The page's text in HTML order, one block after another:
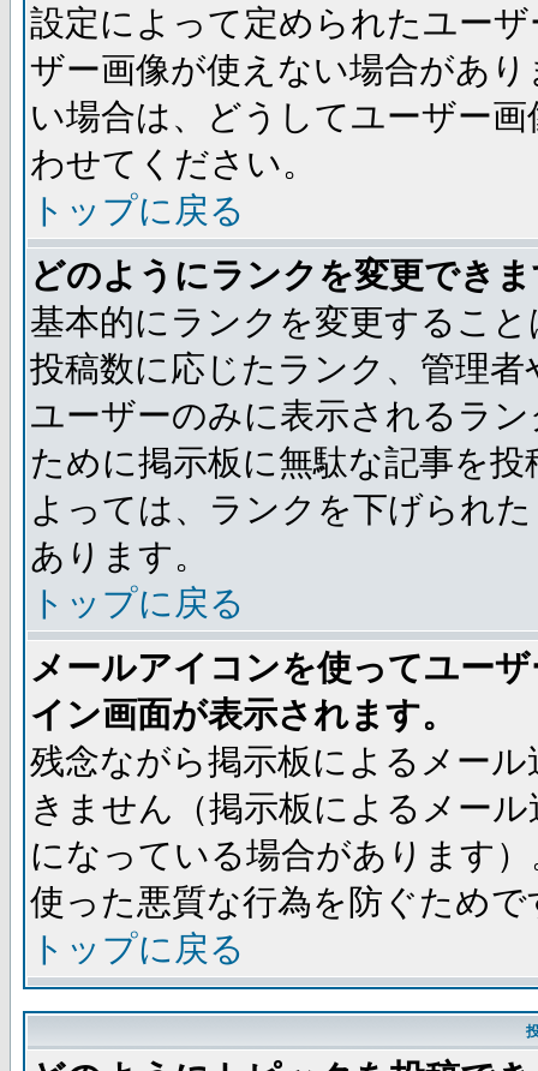
設定によって定められたユー
ザー画像が使えない場合があ
い場合は、どうしてユーザー
わせてください。
トップに戻る
どのようにランクを変更でき
基本的にランクを変更するこ
投稿数に応じたランク、管理
ユーザーのみに表示されるラ
ために掲示板に無駄な記事を
よっては、ランクを下げられ
あります。
トップに戻る
メールアイコンを使ってユー
イン画面が表示されます。
残念ながら掲示板によるメー
きません（掲示板によるメー
になっている場合があります
使った悪質な行為を防ぐためで
トップに戻る